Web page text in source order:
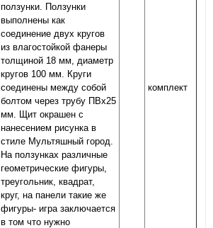
ползунки. Ползунки
выполнены как
соединение двух кругов
из влагостойкой фанеры
толщиной 18 мм, диаметр
кругов 100 мм. Круги
соединены между собой
болтом через трубу ПВх25
мм. Щит окрашен с
нанесением рисунка в
стиле Мультяшный город.
На ползунках различные
геометрические фигуры,
треугольник, квадрат,
круг, на панели такие же
фигуры- игра заключается
в том что нужно
комплект